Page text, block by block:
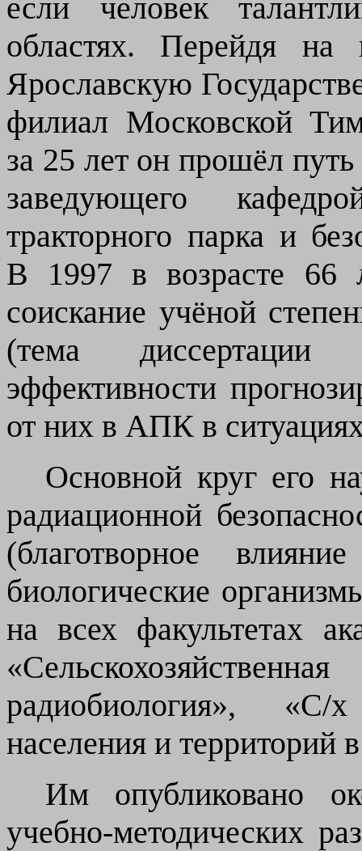
если человек
областях. Перейдя на
Ярославскую
филиал Московской
за 25 лет онпрошёл путь
заведующего
тракторного парка и
В 1997 в возрасте 66
соискание учёной
(тема диссертации
эффективности
от них в АПК в
Основной круг его
радиационной
(благотворное
биологические
на всех факультетах
радиобиология», «С/
населения и территорий
Им опубликовано
учебно-методических